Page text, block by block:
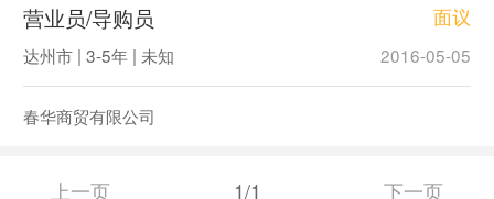
营业员/导购员 面议
达州市 | 3-5年 | 未知 2016-05-05
春华商贸有限公司
上一页 1/1 下一页